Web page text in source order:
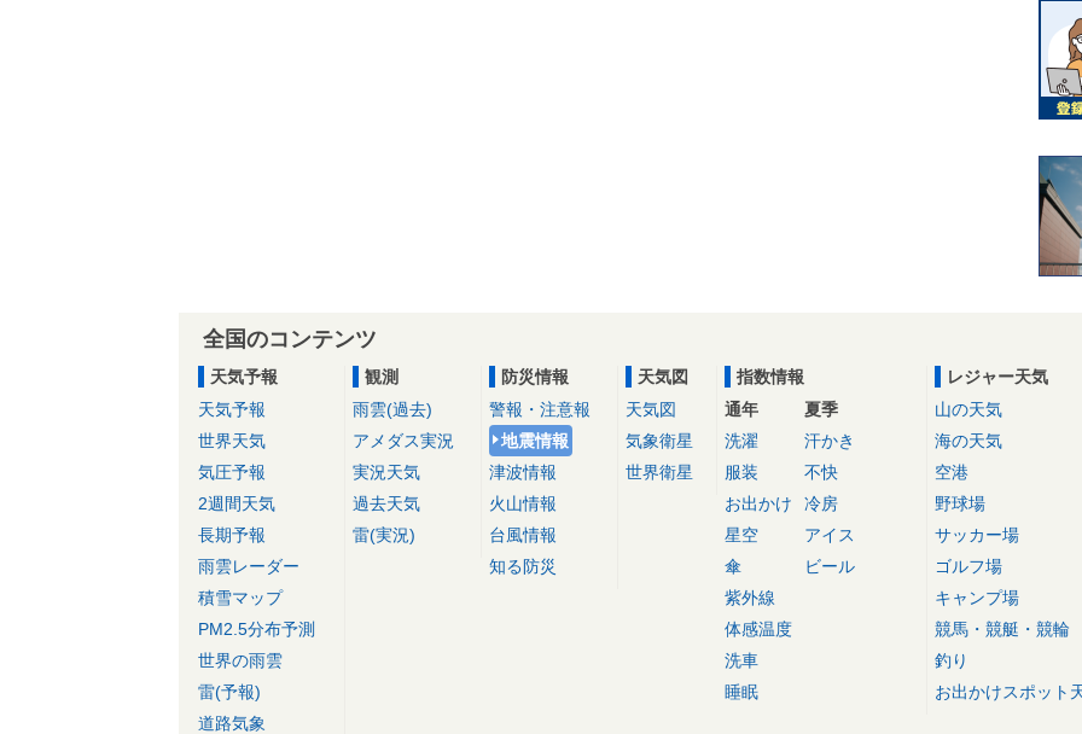
全国のコンテンツ
天気予報
天気予報
世界天気
気圧予報
2週間天気
長期予報
雨雲レーダー
積雪マップ
PM2.5分布予測
世界の雨雲
雷(予報)
道路気象
観測
雨雲(過去)
アメダス実況
実況天気
過去天気
雷(実況)
防災情報
警報・注意報
地震情報
津波情報
火山情報
台風情報
知る防災
天気図
天気図
気象衛星
世界衛星
指数情報
通年
洗濯
服装
お出かけ
星空
傘
紫外線
体感温度
洗車
睡眠
夏季
汗かき
不快
冷房
アイス
ビール
レジャー天気
山の天気
海の天気
空港
野球場
サッカー場
ゴルフ場
キャンプ場
競馬・競艇・競輪
釣り
お出かけスポット